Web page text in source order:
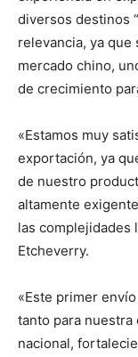
diversos destinos
relevancia, ya
mercado chino,
de crecimiento
«Estamos muy
exportación, ya
de nuestro
altamente
las complejidades
Etcheverry.
«Este primer
tanto para
nacional,